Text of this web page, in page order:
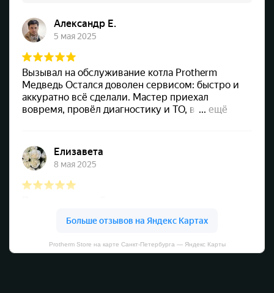
Protherm Store на карте Санкт‑Петербурга — Яндекс Карты